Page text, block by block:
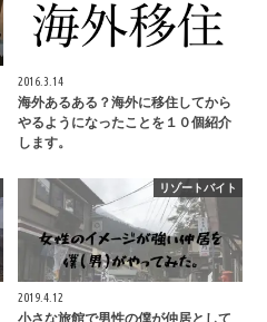
2016.3.14
海外あるある？海外に移住してから
やるようになったことを１０個紹介
します。
リゾートバイト
2019.4.12
小さな旅館で男性の僕が仲居として